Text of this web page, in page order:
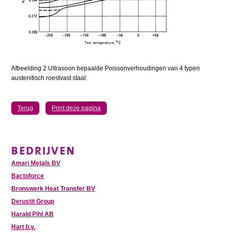
Afbeelding 2 Ultrasoon bepaalde Poissonverhoudingen van 4 typen
austenitisch roestvast staal.
Terug Print deze pagina
BEDRIJVEN
Amari Metals BV
Bactoforce
Bronswerk Heat Transfer BV
Derustit Group
Harald Pihl AB
Hart b.v.